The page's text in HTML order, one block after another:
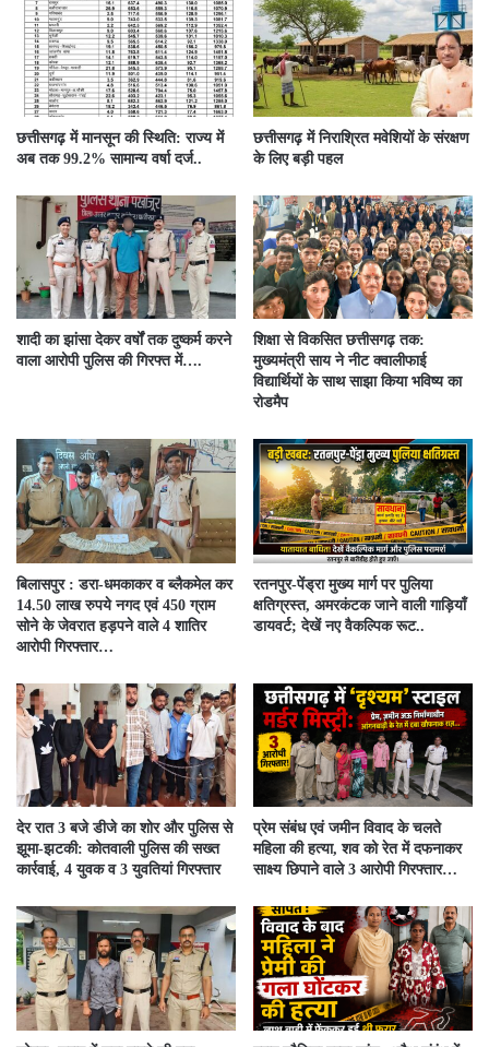
छत्तीसगढ़ में मानसून की स्थिति: राज्य में
अब तक 99.2% सामान्य वर्षा दर्ज..
छत्तीसगढ़ में निराश्रित मवेशियों के संरक्षण
के लिए बड़ी पहल
शादी का झांसा देकर वर्षों तक दुष्कर्म करने
वाला आरोपी पुलिस की गिरफ्त में….
शिक्षा से विकसित छत्तीसगढ़ तक:
मुख्यमंत्री साय ने नीट क्वालीफाई
विद्यार्थियों के साथ साझा किया भविष्य का
रोडमैप
बिलासपुर : डरा-धमकाकर व ब्लैकमेल कर
14.50 लाख रुपये नगद एवं 450 ग्राम
सोने के जेवरात हड़पने वाले 4 शातिर
आरोपी गिरफ्तार…
रतनपुर-पेंड्रा मुख्य मार्ग पर पुलिया
क्षतिग्रस्त, अमरकंटक जाने वाली गाड़ियाँ
डायवर्ट; देखें नए वैकल्पिक रूट..
देर रात 3 बजे डीजे का शोर और पुलिस से
झूमा-झटकी: कोतवाली पुलिस की सख्त
कार्रवाई, 4 युवक व 3 युवतियां गिरफ्तार
प्रेम संबंध एवं जमीन विवाद के चलते
महिला की हत्या, शव को रेत में दफनाकर
साक्ष्य छिपाने वाले 3 आरोपी गिरफ्तार…